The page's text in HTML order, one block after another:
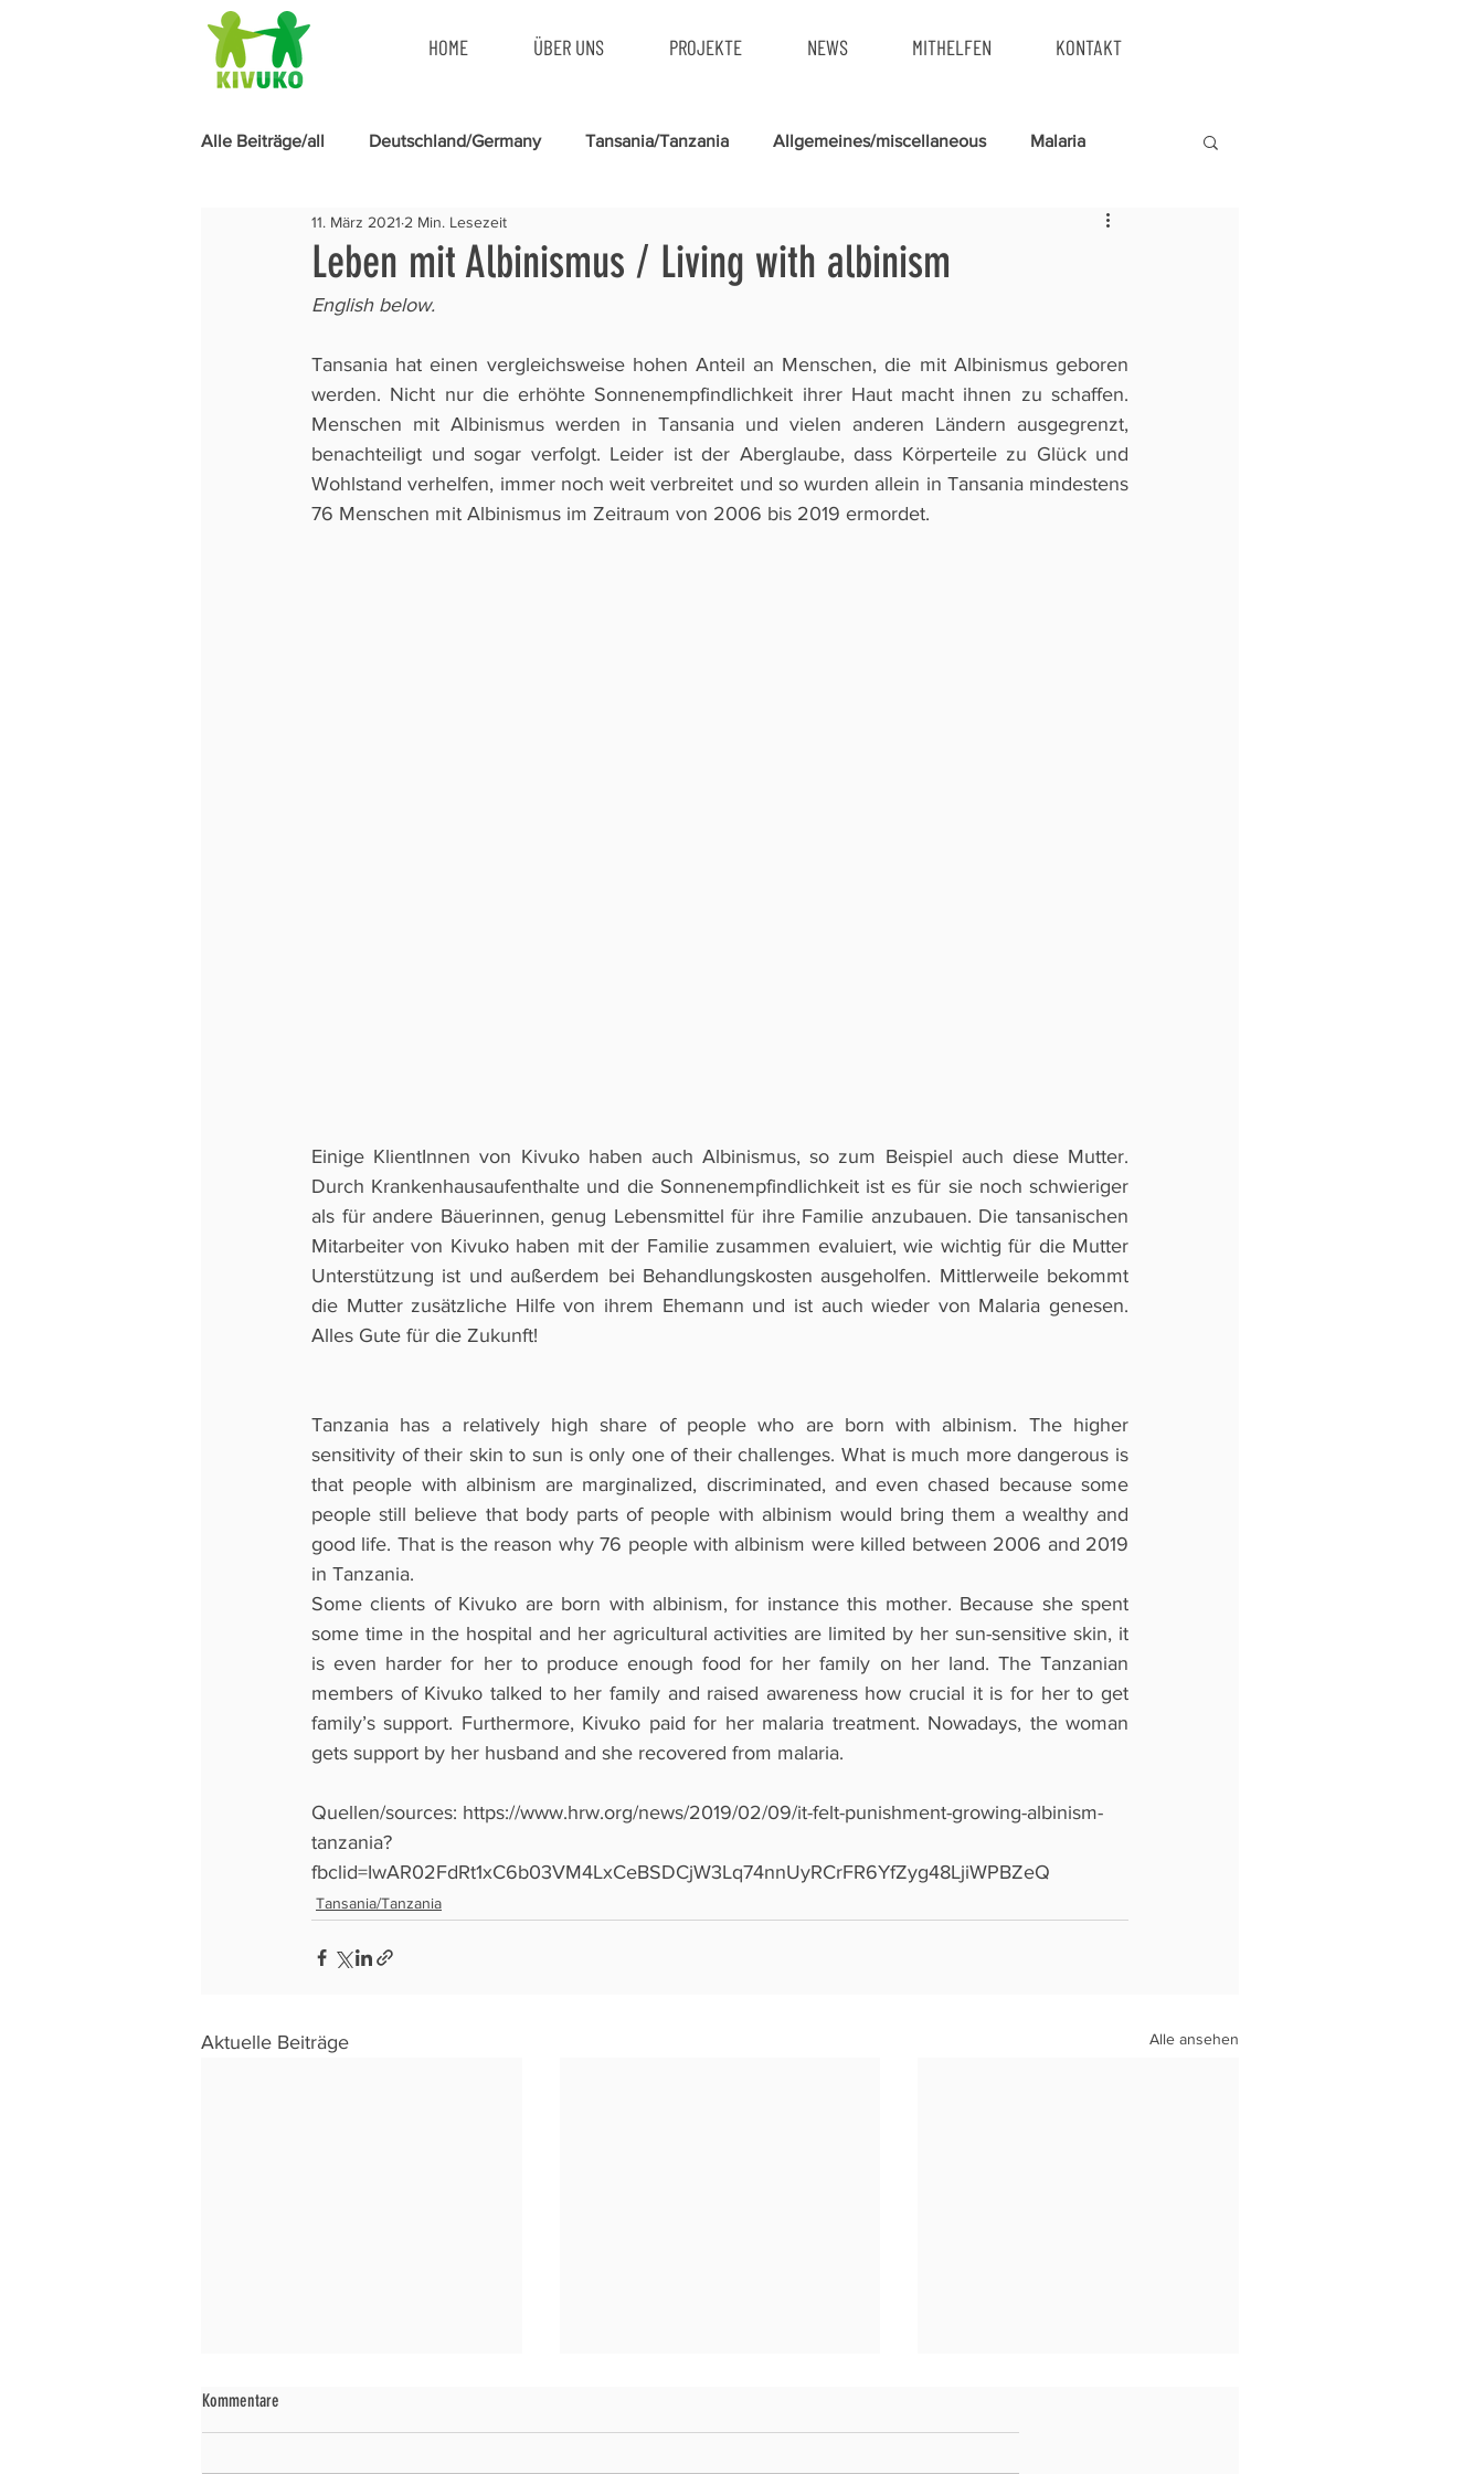
HOME ÜBER UNS PROJEKTE NEWS MITHELFEN KONTAKT
Alle Beiträge/all Deutschland/Germany Tansania/Tanzania Allgemeines/miscellaneous Malaria
Menstruationshygiene
Leben mit Albinismus / Living with albinism
11. März 2021 2 Min. Lesezeit
English below.
Tansania hat einen vergleichsweise hohen Anteil an Menschen, die mit Albinismus geboren
werden. Nicht nur die erhöhte Sonnenempfindlichkeit ihrer Haut macht ihnen zu schaffen.
Menschen mit Albinismus werden in Tansania und vielen anderen Ländern ausgegrenzt,
benachteiligt und sogar verfolgt. Leider ist der Aberglaube, dass Körperteile zu Glück und
Wohlstand verhelfen, immer noch weit verbreitet und so wurden allein in Tansania mindestens
76 Menschen mit Albinismus im Zeitraum von 2006 bis 2019 ermordet.
Einige KlientInnen von Kivuko haben auch Albinismus, so zum Beispiel auch diese Mutter.
Durch Krankenhausaufenthalte und die Sonnenempfindlichkeit ist es für sie noch schwieriger
als für andere Bäuerinnen, genug Lebensmittel für ihre Familie anzubauen. Die tansanischen
Mitarbeiter von Kivuko haben mit der Familie zusammen evaluiert, wie wichtig für die Mutter
Unterstützung ist und außerdem bei Behandlungskosten ausgeholfen. Mittlerweile bekommt
die Mutter zusätzliche Hilfe von ihrem Ehemann und ist auch wieder von Malaria genesen.
Alles Gute für die Zukunft!
Tanzania has a relatively high share of people who are born with albinism. The higher
sensitivity of their skin to sun is only one of their challenges. What is much more dangerous is
that people with albinism are marginalized, discriminated, and even chased because some
people still believe that body parts of people with albinism would bring them a wealthy and
good life. That is the reason why 76 people with albinism were killed between 2006 and 2019
in Tanzania.
Some clients of Kivuko are born with albinism, for instance this mother. Because she spent
some time in the hospital and her agricultural activities are limited by her sun-sensitive skin, it
is even harder for her to produce enough food for her family on her land. The Tanzanian
members of Kivuko talked to her family and raised awareness how crucial it is for her to get
family’s support. Furthermore, Kivuko paid for her malaria treatment. Nowadays, the woman
gets support by her husband and she recovered from malaria.
Quellen/sources: https://www.hrw.org/news/2019/02/09/it-felt-punishment-growing-albinism-
tanzania?
fbclid=IwAR02FdRt1xC6b03VM4LxCeBSDCjW3Lq74nnUyRCrFR6YfZyg48LjiWPBZeQ
Tansania/Tanzania
Aktuelle Beiträge Alle ansehen
Kommentare